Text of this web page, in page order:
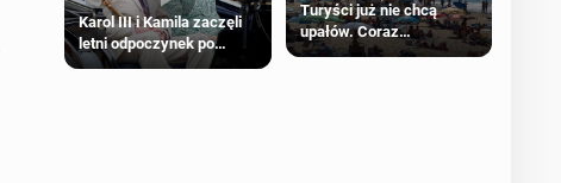
Karol III i Kamila zaczęli
letni odpoczynek po
Igrzyskach Wspólnoty w
Turyści już nie chcą
upałów. Coraz
popularniejsze